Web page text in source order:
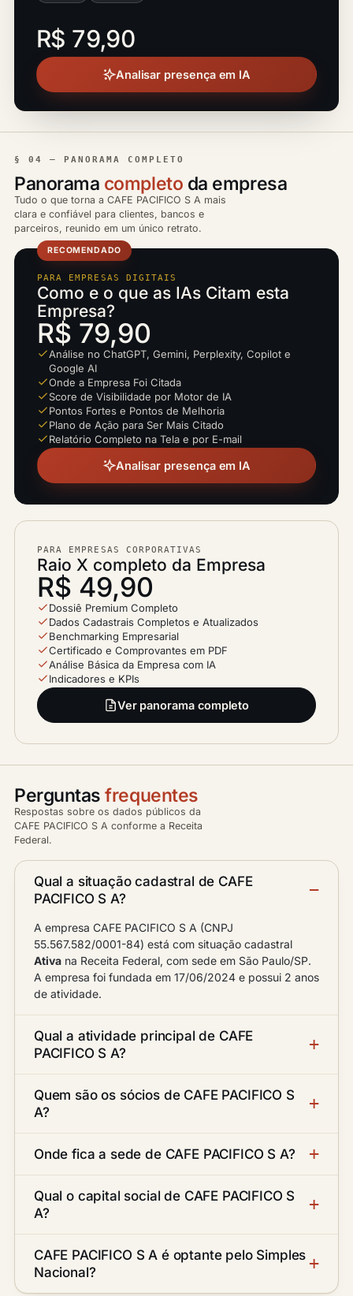
R$ 79,90
Analisar presença em IA
§ 04 — PANORAMA COMPLETO
Panorama completo da empresa
Tudo o que torna a CAFE PACIFICO S A mais
clara e confiável para clientes, bancos e
parceiros, reunido em um único retrato.
RECOMENDADO
PARA EMPRESAS DIGITAIS
Como e o que as IAs Citam esta
Empresa?
R$ 79,90
Análise no ChatGPT, Gemini, Perplexity, Copilot e
Google AI
Onde a Empresa Foi Citada
Score de Visibilidade por Motor de IA
Pontos Fortes e Pontos de Melhoria
Plano de Ação para Ser Mais Citado
Relatório Completo na Tela e por E-mail
Analisar presença em IA
PARA EMPRESAS CORPORATIVAS
Raio X completo da Empresa
R$ 49,90
Dossiê Premium Completo
Dados Cadastrais Completos e Atualizados
Benchmarking Empresarial
Certificado e Comprovantes em PDF
Análise Básica da Empresa com IA
Indicadores e KPIs
Ver panorama completo
Perguntasfrequentes
Respostas sobre os dados públicos da
CAFE PACIFICO S A conforme a Receita
Federal.
Qual a situação cadastral de CAFE
PACIFICO S A?
A empresa CAFE PACIFICO S A (CNPJ
55.567.582/0001-84) está com situação cadastral
Ativa na Receita Federal, com sede em São Paulo/SP.
A empresa foi fundada em 17/06/2024 e possui 2 anos
de atividade.
Qual a atividade principal de CAFE
PACIFICO S A?
Quem são os sócios de CAFE PACIFICO S
A?
Onde fica a sede de CAFE PACIFICO S A?
Qual o capital social de CAFE PACIFICO S
A?
CAFE PACIFICO S A é optante pelo Simples
Nacional?